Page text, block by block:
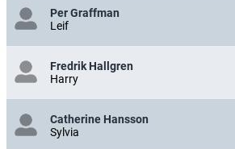
Per Graffman
Leif
Fredrik Hallgren
Harry
Catherine Hansson
Sylvia